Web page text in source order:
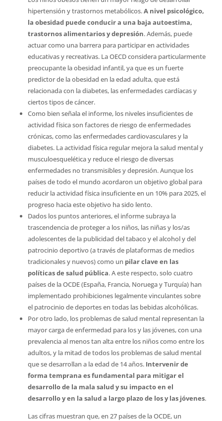
hipertensión y trastornos metabólicos.A nivel psicológico,
la obesidad puede conducir a una baja autoestima,
trastornos alimentarios y depresión. Además, puede
actuar como una barrera para participar en actividades
educativas y recreativas. La OECD considera particularmente
preocupante la obesidad infantil, ya que es un fuerte
predictor de la obesidad en la edad adulta, que está
relacionada con la diabetes, las enfermedades cardíacas y
ciertos tipos de cáncer.
Como bien señala el informe, los niveles insuficientes de
actividad física son factores de riesgo de enfermedades
crónicas, como las enfermedades cardiovasculares y la
diabetes. La actividad física regular mejora la salud mental y
musculoesquelética y reduce el riesgo de diversas
enfermedades no transmisibles y depresión. Aunque los
países de todo el mundo acordaron un objetivo global para
reducir la actividad física insuficiente en un 10% para 2025, el
progreso hacia este objetivo ha sido lento.
Dados los puntos anteriores, el informe subraya la
trascendencia de proteger a los niños, las niñas y los/as
adolescentes de la publicidad del tabaco y el alcohol y del
patrocinio deportivo (a través de plataformas de medios
tradicionales y nuevos) como un pilar clave en las
políticas de salud pública. A este respecto, solo cuatro
países de la OCDE (España, Francia, Noruega y Turquía) han
implementado prohibiciones legalmente vinculantes sobre
el patrocinio de deportes en todas las bebidas alcohólicas.
Por otro lado, los problemas de salud mental representan la
mayor carga de enfermedad para los y las jóvenes, con una
prevalencia al menos tan alta entre los niños como entre los
adultos, y la mitad de todos los problemas de salud mental
que se desarrollan a la edad de 14 años. Intervenir de
forma temprana es fundamental para mitigar el
desarrollo de la mala salud y su impacto en el
desarrollo y en la salud a largo plazo de los y las jóvenes.
Las cifras muestran que, en 27 países de la OCDE, un